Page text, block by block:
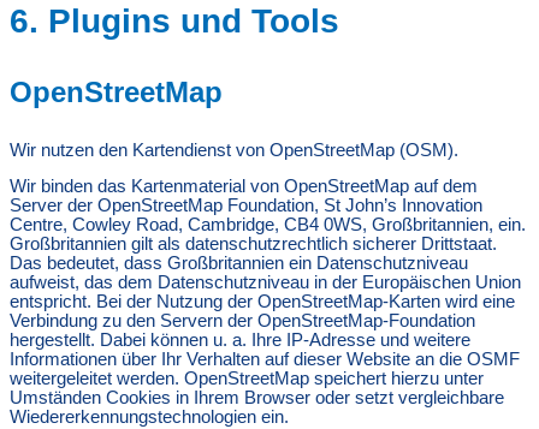
6. Plugins und Tools
OpenStreetMap
Wir nutzen den Kartendienst von OpenStreetMap (OSM).
Wir binden das Kartenmaterial von OpenStreetMap auf dem
Server der OpenStreetMap Foundation, St John’s Innovation
Centre, Cowley Road, Cambridge, CB4 0WS, Großbritannien, ein.
Großbritannien gilt als datenschutzrechtlich sicherer Drittstaat.
Das bedeutet, dass Großbritannien ein Datenschutzniveau
aufweist, das dem Datenschutzniveau in der Europäischen Union
entspricht. Bei der Nutzung der OpenStreetMap-Karten wird eine
Verbindung zu den Servern der OpenStreetMap-Foundation
hergestellt. Dabei können u. a. Ihre IP-Adresse und weitere
Informationen über Ihr Verhalten auf dieser Website an die OSMF
weitergeleitet werden. OpenStreetMap speichert hierzu unter
Umständen Cookies in Ihrem Browser oder setzt vergleichbare
Wiedererkennungstechnologien ein.